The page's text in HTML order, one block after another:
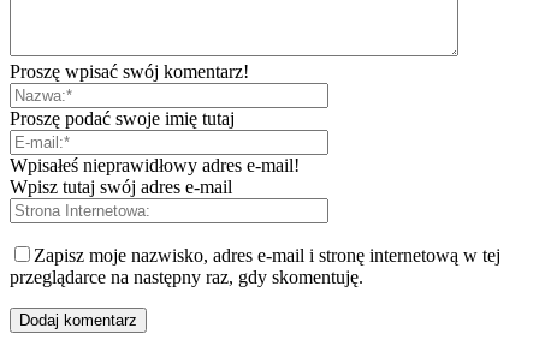
Proszę wpisać swój komentarz!
Proszę podać swoje imię tutaj
Wpisałeś nieprawidłowy adres e-mail!
Wpisz tutaj swój adres e-mail
Zapisz moje nazwisko, adres e-mail i stronę internetową w tej
przeglądarce na następny raz, gdy skomentuję.